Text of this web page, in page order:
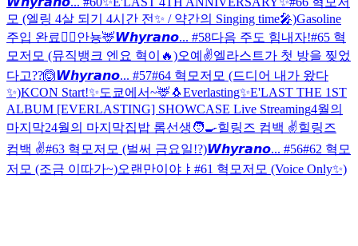
모 (엘링 4살 되기 4시간 전✨ / 약간의 Singing time🎤)Gasoline
주입 완료❤️‍🔥안뇽🦌𝙒𝙝𝙮𝙧𝙖𝙣𝙤... #58다음 주도 힘내자!#65 혁
모저모 (뮤직뱅크 엔요 혁이🔥)오예✌️엘라스트가 첫 방을 찢었
다고??🙆𝙒𝙝𝙮𝙧𝙖𝙣𝙤... #57#64 혁모저모 (드디어 내가 왔다
✨)KCON Start!✨도쿄에서~🦌 🐧Everlasting✨E'LAST THE 1ST
ALBUM [EVERLASTING] SHOWCASE Live Streaming4월의
마지막24월의 마지막집밥 롬선생🧑‍🍳힐링즈 컴백 ✌️힐링즈
컴백 ✌️#63 혁모저모 (벌써 금요일!?)𝙒𝙝𝙮𝙧𝙖𝙣𝙤... #56#62 혁모
저모 (조금 이따가~)오랜만이야ㅑ #61 혁모저모 (Voice Only✨)